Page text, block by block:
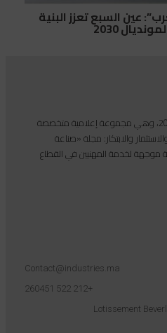
عين السبع تعزز البنية
2030
Contact@industries.ma
+212 522 260451
Lotissement
تأسست مجموعة إندوستريكوم عام 2013، وهي مجموعة إعلامية متخصصة
والابتكار: مجلة «صناعة
موجهة لخدمة المهنيين في القطاع